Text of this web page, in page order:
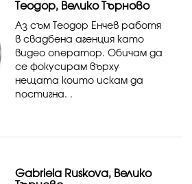
фотография.
Теодор, Велико Търново
Аз съм Теодор Енчев работя
в свадбена агенция като
видео оператор. Обичам да
се фокусирам върху
нещата които искам да
постигна. .
Gabriela Ruskova, Велико